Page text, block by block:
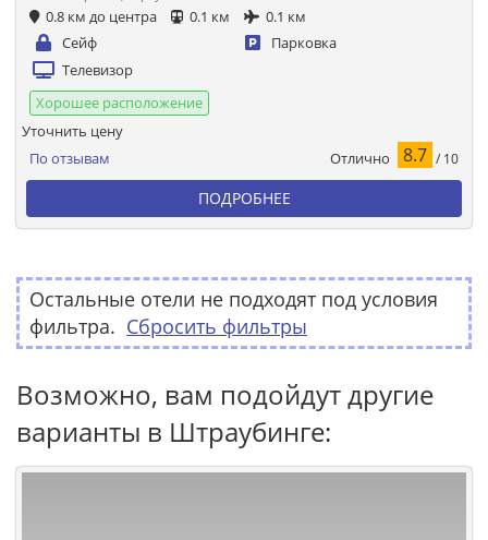
0.8 км до центра 0.1 км
0.1 км
Сейф
Парковка
Телевизор
Хорошее расположение
По отзывам Отлично 8.7 / 10
Уточнить цену
ПОДРОБНЕЕ
Остальные отели не подходят под условия
фильтра. Сбросить фильтры
Возможно, вам подойдут другие
варианты в Штраубинге: